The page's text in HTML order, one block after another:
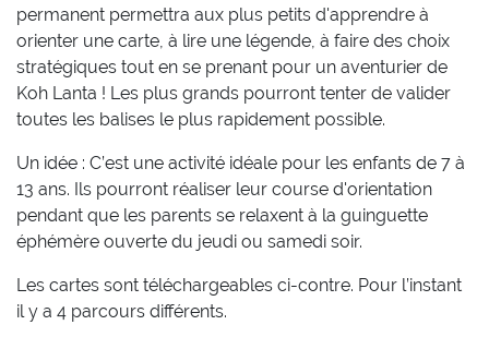
permanent permettra aux plus petits d'apprendre à
orienter une carte, à lire une légende, à faire des choix
stratégiques tout en se prenant pour un aventurier de
Koh Lanta ! Les plus grands pourront tenter de valider
toutes les balises le plus rapidement possible.
Un idée : C’est une activité idéale pour les enfants de 7 à
13 ans. Ils pourront réaliser leur course d'orientation
pendant que les parents se relaxent à la guinguette
éphémère ouverte du jeudi ou samedi soir.
Les cartes sont téléchargeables ci-contre. Pour l’instant
il y a 4 parcours différents.